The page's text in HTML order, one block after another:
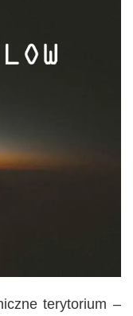
terytorium –